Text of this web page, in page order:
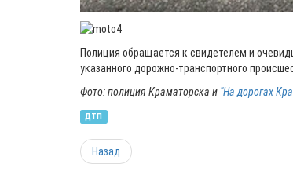
Полиция обращается к свидетелем и
указанного дорожно-транспортного
Фото: полиция Краматорска и "На дорогах
ДТП
Назад